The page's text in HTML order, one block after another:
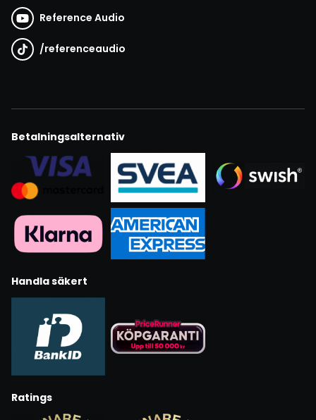
Reference Audio
/referenceaudio
Betalningsalternativ
Handla säkert
Ratings